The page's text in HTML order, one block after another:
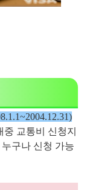
교통비 신청지
구나 신청 가능